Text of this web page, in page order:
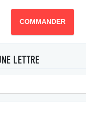
COMMANDER
LETTRE